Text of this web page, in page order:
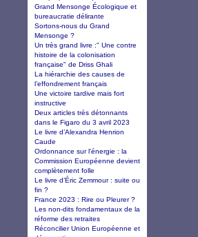
Grand Mensonge Écologique et
bureaucratie délirante
Sortons-nous du Grand
Mensonge ?
Un très grand livre :" Une contre
histoire de la colonisation
française" de Driss Ghali
La hiérarchie des causes de
l’effondrement français
Une victoire tardive mais fort
instructive
Deux articles très détonnants
dans le Figaro du 3 avril 2023
Le livre d’Alexandra Henrion
Caude
Ordonnance sur l'énergie : la
Commission Européenne devient
complètement folle
Le livre d’Éric Zemmour : suite ou
fin ?
France 2023 : Rire ou Pleurer ?
Les non-dits fondamentaux de la
réforme des retraites
Réconcilier Union Européenne et